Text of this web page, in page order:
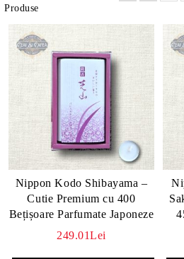
Produse
Nippon Kodo Shibayama –
Cutie Premium cu 400
Bețișoare Parfumate Japoneze
249.01Lei